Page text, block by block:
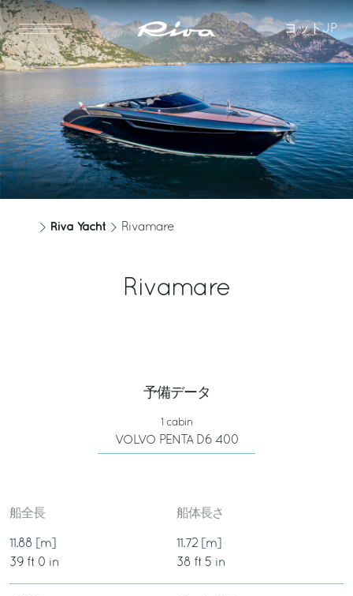
ヨットJP
Riva Yacht Rivamare
Rivamare
予備データ
1 cabin
VOLVO PENTA D6 400
船全長
11.88 [m]
39 ft 0 in
船体長さ
11.72 [m]
38 ft 5 in